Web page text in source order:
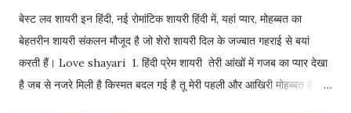
बेस्ट लव शायरी इन हिंदी, नई रोमांटिक शायरी हिंदी में, यहां प्यार, मोहब्बत का
बेहतरीन शायरी संकलन मौजूद है जो शेरो शायरी दिल के जज्बात गहराई से बयां
करती हैं। Love shayari 1. हिंदी प्रेम शायरी तेरी आंखों में गजब का प्यार देखा
है जब से नजरे मिली है किस्मत बदल गई है तू मेरी पहली और आखिरी मोहब्बत है इस